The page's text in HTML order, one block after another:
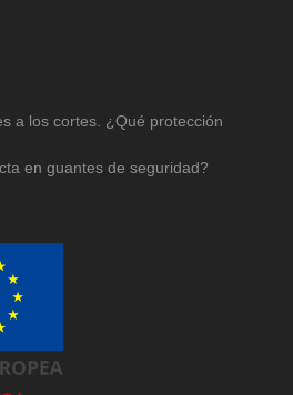
a los cortes. ¿Qué protección
en guantes de seguridad?